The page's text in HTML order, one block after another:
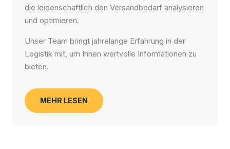
die leidenschaftlich den Versandbedarf analysieren
und optimieren.
Unser Team bringt jahrelange Erfahrung in der
Logistik mit, um Ihnen wertvolle Informationen zu
bieten.
MEHR LESEN